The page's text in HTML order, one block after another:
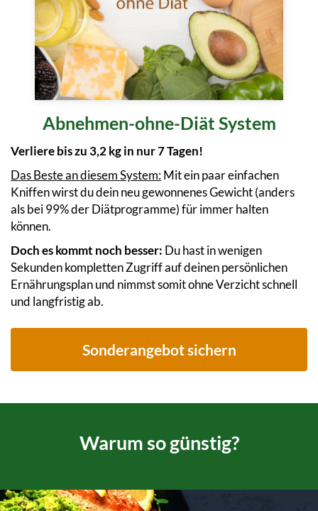
Abnehmen-ohne-Diät System
Verliere bis zu 3,2 kg in nur 7 Tagen!
Das Beste an diesem System:Mit ein paar einfachen
Kniffen wirst du dein neu gewonnenes Gewicht (anders
als bei 99% der Diätprogramme) für immer halten
können.
Doch es kommt noch besser: Du hast in wenigen
Sekunden kompletten Zugriff auf deinen persönlichen
Ernährungsplan und nimmst somit ohne Verzicht schnell
und langfristig ab.
Sonderangebot sichern
Warum so günstig?